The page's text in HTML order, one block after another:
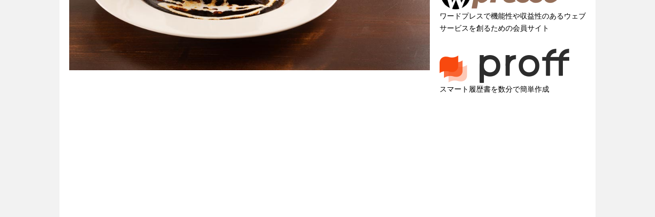
ワードプレスで機能性や収益性のあるウェブ
サービスを創るための会員サイト
スマート履歴書を数分で簡単作成